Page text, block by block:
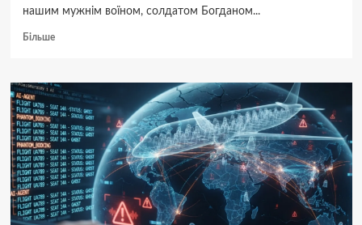
нашим мужнім воїном, солдатом Богданом...
БільшеДокладніше
Буковині
проводжають
у
вічність
Героя:
мужній
захисник
віддав
життя
за